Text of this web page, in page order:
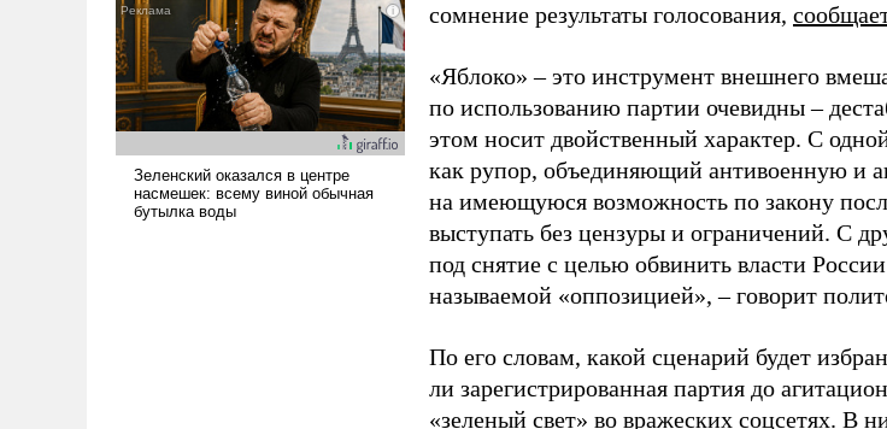
псевдонаучной фантастики,
стало всерьез обсуждаемой
идеей.
сомнение результаты голосования,
«Яблоко» – это инструмент внешнего
по использованию партии очевидны –
этом носит двойственный характер. С
как рупор, объединяющий антивоенную и
на имеющуюся возможность по закону
выступать без цензуры и ограничений. С
под снятие с целью обвинить власти
называемой «оппозицией», – говорит
По его словам, какой сценарий будет
ли зарегистрированная партия до
«зеленый свет» во вражеских соцсетях. В